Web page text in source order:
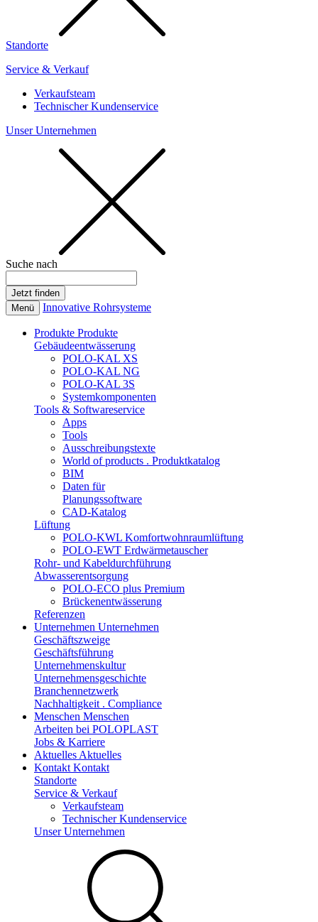
Standorte
Service & Verkauf
Verkaufsteam
Technischer Kundenservice
Unser Unternehmen
Suche nach
Menü Innovative Rohrsysteme
Produkte Produkte
Gebäudeentwässerung
POLO-KAL XS
POLO-KAL NG
POLO-KAL 3S
Systemkomponenten
Tools & Softwareservice
Apps
Tools
Ausschreibungstexte
World of products . Produktkatalog
BIM
Daten für
Planungssoftware
CAD-Katalog
Lüftung
POLO-KWL Komfortwohnraumlüftung
POLO-EWT Erdwärmetauscher
Rohr- und Kabeldurchführung
Abwasserentsorgung
POLO-ECO plus Premium
Brückenentwässerung
Referenzen
Unternehmen Unternehmen
Geschäftszweige
Geschäftsführung
Unternehmenskultur
Unternehmensgeschichte
Branchennetzwerk
Nachhaltigkeit . Compliance
Menschen Menschen
Arbeiten bei POLOPLAST
Jobs & Karriere
Aktuelles Aktuelles
Kontakt Kontakt
Standorte
Service & Verkauf
Verkaufsteam
Technischer Kundenservice
Unser Unternehmen